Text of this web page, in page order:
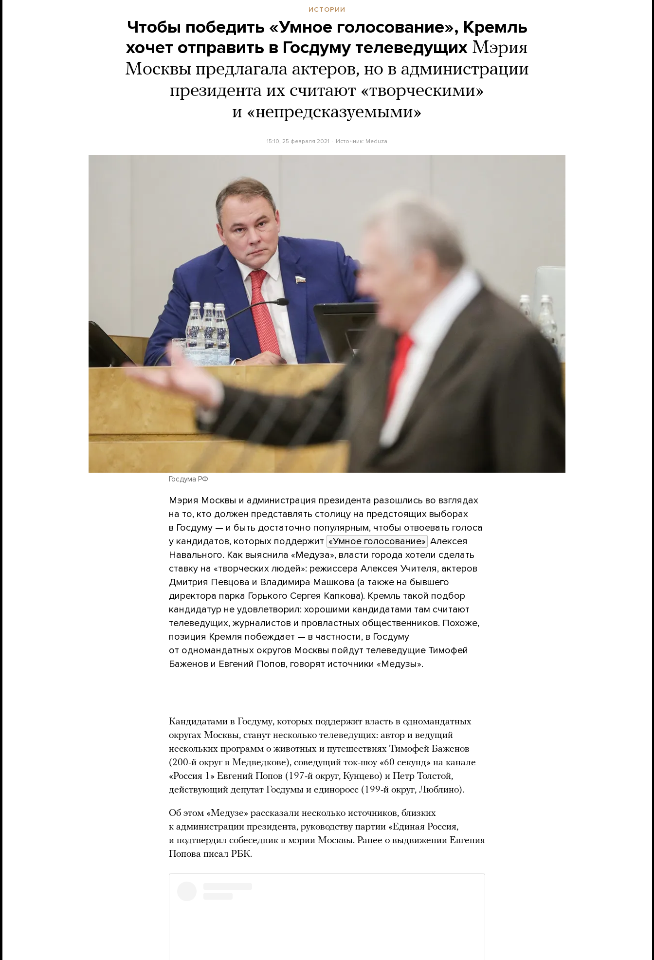
ИСТОРИИ
Чтобы победить «Умное голосование», Кремль
хочет отправить в Госдуму телеведущих Мэрия
Москвы предлагала актеров, но в администрации
президента их считают «творческими»
и «непредсказуемыми»
15:10, 25 февраля 2021 Источник: Meduza
Госдума РФ
Мэрия Москвы и администрация президента разошлись во взглядах
на то, кто должен представлять столицу на предстоящих выборах
в Госдуму — и быть достаточно популярным, чтобы отвоевать голоса
у кандидатов, которых поддержит «Умное голосование» Алексея
Навального. Как выяснила «Медуза», власти города хотели сделать
ставку на «творческих людей»: режиссера Алексея Учителя, актеров
Дмитрия Певцова и Владимира Машкова (а также на бывшего
директора парка Горького Сергея Капкова). Кремль такой подбор
кандидатур не удовлетворил: хорошими кандидатами там считают
телеведущих, журналистов и провластных общественников. Похоже,
позиция Кремля побеждает — в частности, в Госдуму
от одномандатных округов Москвы пойдут телеведущие Тимофей
Баженов и Евгений Попов, говорят источники «Медузы».
Кандидатами в Госдуму, которых поддержит власть в одномандатных
округах Москвы, станут несколько телеведущих: автор и ведущий
нескольких программ о животных и путешествиях Тимофей Баженов
(200-й округ в Медведкове), соведущий ток-шоу «60 секунд» на канале
«Россия 1» Евгений Попов (197-й округ, Кунцево) и Петр Толстой,
действующий депутат Госдумы и единоросс (199-й округ, Люблино).
Об этом «Медузе» рассказали несколько источников, близких
к администрации президента, руководству партии «Единая Россия,
и подтвердил собеседник в мэрии Москвы. Ранее о выдвижении Евгения
Попова писал РБК.